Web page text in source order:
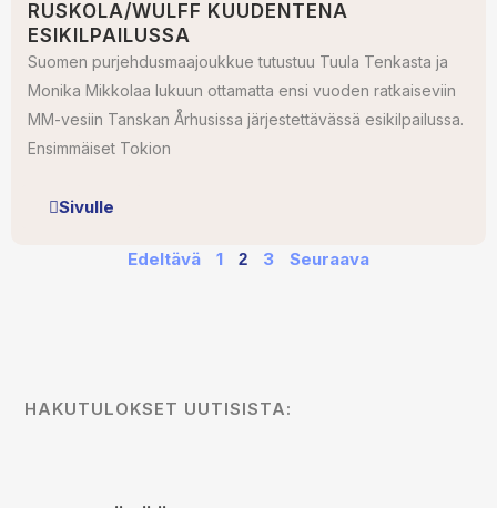
RUSKOLA/WULFF KUUDENTENA
ESIKILPAILUSSA
Suomen purjehdusmaajoukkue tutustuu Tuula Tenkasta ja
Monika Mikkolaa lukuun ottamatta ensi vuoden ratkaiseviin
MM-vesiin Tanskan Århusissa järjestettävässä esikilpailussa.
Ensimmäiset Tokion
Sivulle
Edeltävä 1 2 3 Seuraava
HAKUTULOKSET UUTISISTA: